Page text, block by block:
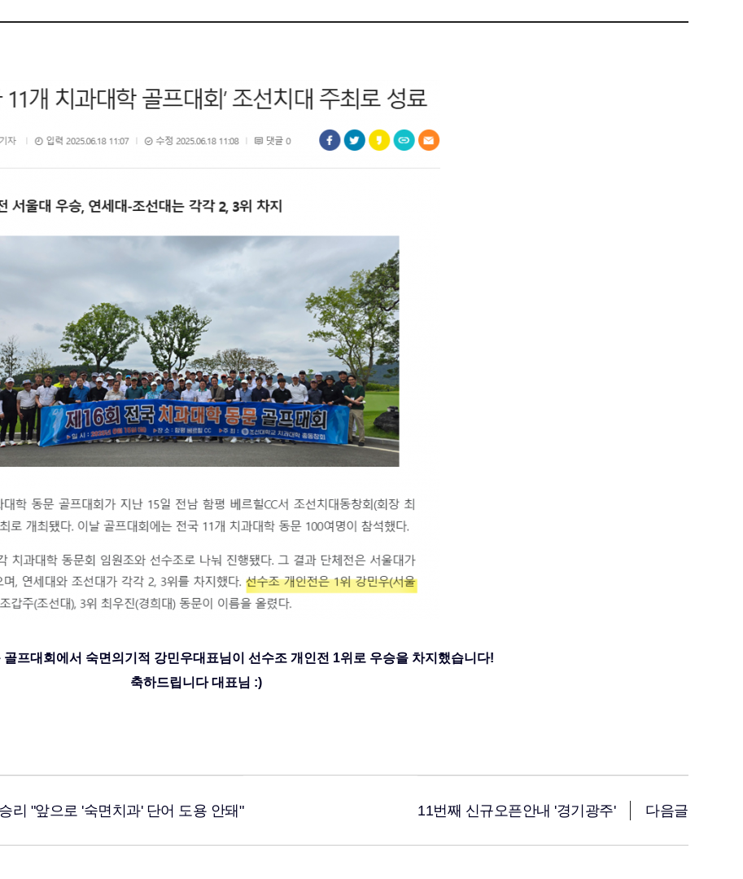
골프대회에서 숙면의기적 강민우대표님이 선수조 개인전 1위로 우승을 차지했습니다!
축하드립니다 대표님 :)
리 "앞으로 '숙면치과' 단어 도용 안돼" 11번째 신규오픈안내 '경기광주' 다음글